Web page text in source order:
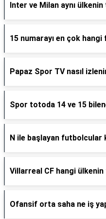
Inter ve Milan aynı ülkenin
15 numarayı en çok
Papaz Spor TV nasıl
Spor totoda 14 ve 15
N ile başlayan futbolcular
Villarreal CF hangi ülkenin
Ofansif orta saha ne iş